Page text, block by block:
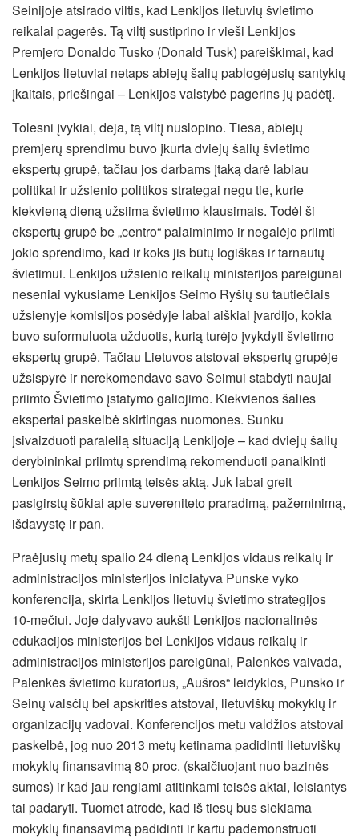
Seinijoje atsirado viltis, kad Lenkijos lietuvių švietimo
reikalai pagerės. Tą viltį sustiprino ir vieši Lenkijos
Premjero Donaldo Tusko (Donald Tusk) pareiškimai, kad
Lenkijos lietuviai netaps abiejų šalių pablogėjusių santykių
įkaitais, priešingai – Lenkijos valstybė pagerins jų padėtį.
Tolesni įvykiai, deja, tą viltį nuslopino. Tiesa, abiejų
premjerų sprendimu buvo įkurta dviejų šalių švietimo
ekspertų grupė, tačiau jos darbams įtaką darė labiau
politikai ir užsienio politikos strategai negu tie, kurie
kiekvieną dieną užsiima švietimo klausimais. Todėl ši
ekspertų grupė be „centro“ palaiminimo ir negalėjo priimti
jokio sprendimo, kad ir koks jis būtų logiškas ir tarnautų
švietimui. Lenkijos užsienio reikalų ministerijos pareigūnai
neseniai vykusiame Lenkijos Seimo Ryšių su tautiečiais
užsienyje komisijos posėdyje labai aiškiai įvardijo, kokia
buvo suformuluota užduotis, kurią turėjo įvykdyti švietimo
ekspertų grupė. Tačiau Lietuvos atstovai ekspertų grupėje
užsispyrė ir nerekomendavo savo Seimui stabdyti naujai
priimto Švietimo įstatymo galiojimo. Kiekvienos šalies
ekspertai paskelbė skirtingas nuomones. Sunku
įsivaizduoti paralelią situaciją Lenkijoje – kad dviejų šalių
derybininkai priimtų sprendimą rekomenduoti panaikinti
Lenkijos Seimo priimtą teisės aktą. Juk labai greit
pasigirstų šūkiai apie suvereniteto praradimą, pažeminimą,
išdavystę ir pan.
Praėjusių metų spalio 24 dieną Lenkijos vidaus reikalų ir
administracijos ministerijos iniciatyva Punske vyko
konferencija, skirta Lenkijos lietuvių švietimo strategijos
10-mečiui. Joje dalyvavo aukšti Lenkijos nacionalinės
edukacijos ministerijos bei Lenkijos vidaus reikalų ir
administracijos ministerijos pareigūnai, Palenkės vaivada,
Palenkės švietimo kuratorius, „Aušros“ leidyklos, Punsko ir
Seinų valsčių bei apskrities atstovai, lietuviškų mokyklų ir
organizacijų vadovai. Konferencijos metu valdžios atstovai
paskelbė, jog nuo 2013 metų ketinama padidinti lietuviškų
mokyklų finansavimą 80 proc. (skaičiuojant nuo bazinės
sumos) ir kad jau rengiami atitinkami teisės aktai, leisiantys
tai padaryti. Tuomet atrodė, kad iš tiesų bus siekiama
mokyklų finansavimą padidinti ir kartu pademonstruoti